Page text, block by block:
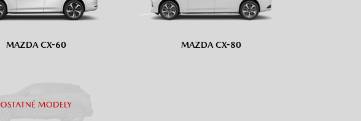
MAZDA CX-60 MAZDA CX-80